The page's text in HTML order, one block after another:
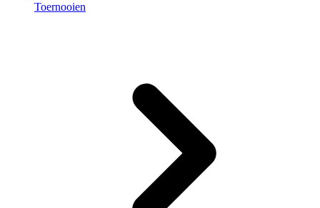
Toernooien